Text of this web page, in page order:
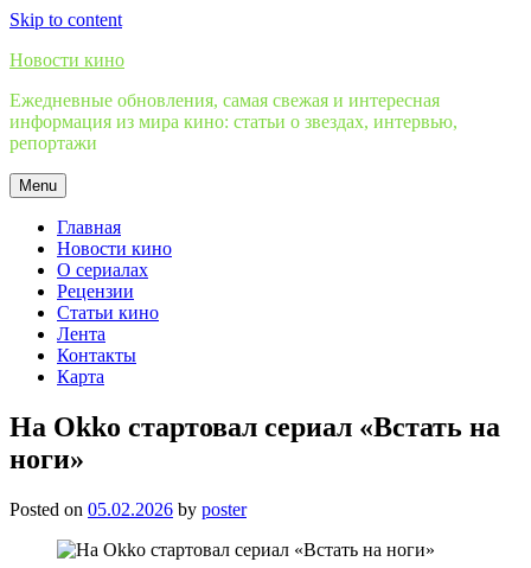
Skip to content
Новости кино
Ежедневные обновления, самая свежая и интересная
информация из мира кино: статьи о звездах, интервью,
репортажи
Menu
Главная
Новости кино
О сериалах
Рецензии
Статьи кино
Лента
Контакты
Карта
На Okko стартовал сериал «Встать на
ноги»
Posted on 05.02.2026 by poster